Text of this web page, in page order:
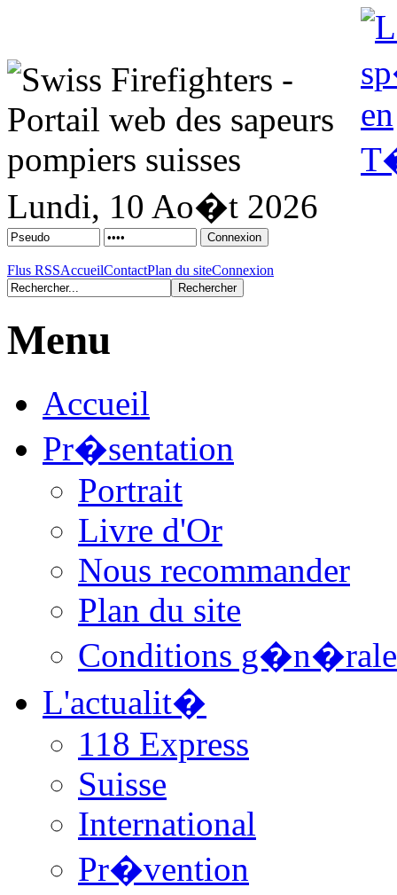
Lundi, 10 Ao�t 2026
Flus RSSAccueilContactPlan du siteConnexion
Menu
Accueil
Pr�sentation
Portrait
Livre d'Or
Nous recommander
Plan du site
Conditions
L'actualit�
118 Express
Suisse
International
Pr�vention